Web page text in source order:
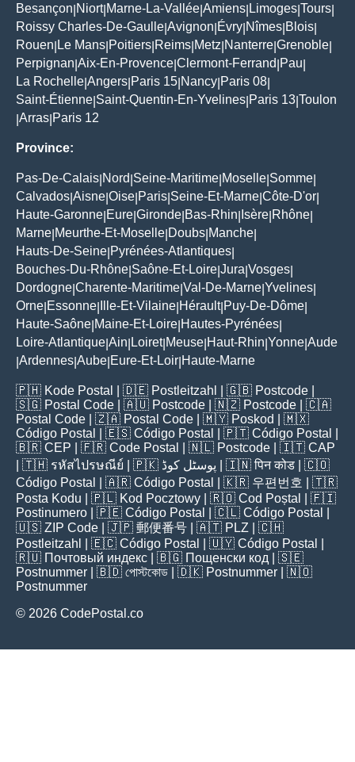
Besançon Niort| Marne-La-Vallée Amiens Limoges Tours
Roissy Charles-De-Gaulle Avignon Évry Nîmes Blois
Rouen Le Mans Poitiers Reims Metz Nanterre Grenoble
Perpignan Aix-En-Provence Clermont-Ferrand Pau
La Rochelle Angers Paris 15 Nancy Paris 08
Saint-Étienne Saint-Quentin-En-Yvelines Paris 13 Toulon
Arras Paris 12
Province:
Pas-De-Calais Nord Seine-Maritime Moselle Somme
Calvados Aisne Oise Paris Seine-Et-Marne Côte-D'or
Haute-Garonne Eure Gironde Bas-Rhin Isère Rhône
Marne Meurthe-Et-Moselle Doubs Manche
Hauts-De-Seine Pyrénées-Atlantiques
Bouches-Du-Rhône Saône-Et-Loire Jura Vosges
Dordogne Charente-Maritime Val-De-Marne Yvelines
Orne Essonne Ille-Et-Vilaine Hérault| Puy-De-Dôme
Haute-Saône Maine-Et-Loire Hautes-Pyrénées
Loire-Atlantique Ain Loiret| Meuse Haut-Rhin Yonne Aude
Ardennes Aube Eure-Et-Loir Haute-Marne
🇵🇭 Kode Postal | 🇩🇪 Postleitzahl | 🇬🇧 Postcode
🇸🇬 Postal Code | 🇦🇺 Postcode | 🇳🇿 Postcode | 🇨🇦
Postal Code | 🇿🇦 Postal Code | 🇲🇾 Poskod
| 🇲🇽
Código Postal
| 🇪🇸 Código Postal | 🇵🇹 Código Postal
🇧🇷 CEP | 🇫🇷 Code Postal | 🇳🇱 Postcode | 🇮🇹 CAP
| 🇹🇭 รหัสไปรษณีย์ | 🇵🇰 پوسٹل کوڈ | 🇮🇳पिन कोड | 🇨🇴
Código Postal
| 🇦🇷 Código Postal | 🇰🇷 우편번호
| 🇹🇷
Posta Kodu | 🇵🇱 Kod Pocztowy | 🇷🇴 Cod Poștal
| 🇫🇮
Postinumero | 🇵🇪 Código Postal | 🇨🇱 Código Postal
🇺🇸 ZIP Code | 🇯🇵 郵便番号 | 🇦🇹 PLZ | 🇨🇭
Postleitzahl
| 🇪🇨 Código Postal | 🇺🇾 Código Postal
🇷🇺 Почтовый индекс | 🇧🇬 Пощенски код | 🇸🇪
Postnummer | 🇧🇩 পোস্টকোড | 🇩🇰 Postnummer | 🇳🇴
Postnummer
© 2026 CodePostal.co